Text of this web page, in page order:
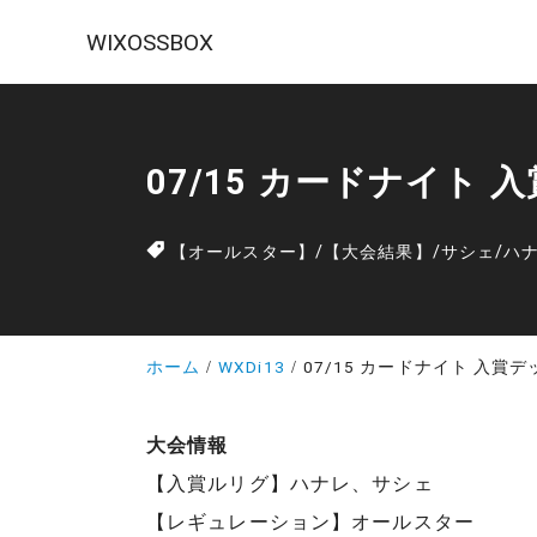
WIXOSSBOX
07/15 カードナイト 入
【オールスター】 / 【大会結果】 /サシェ/ハ
ホーム WXDi13 07/15 カードナイト 入賞デ
大会情報
【入賞ルリグ】ハナレ、サシェ
【レギュレーション】オールスター